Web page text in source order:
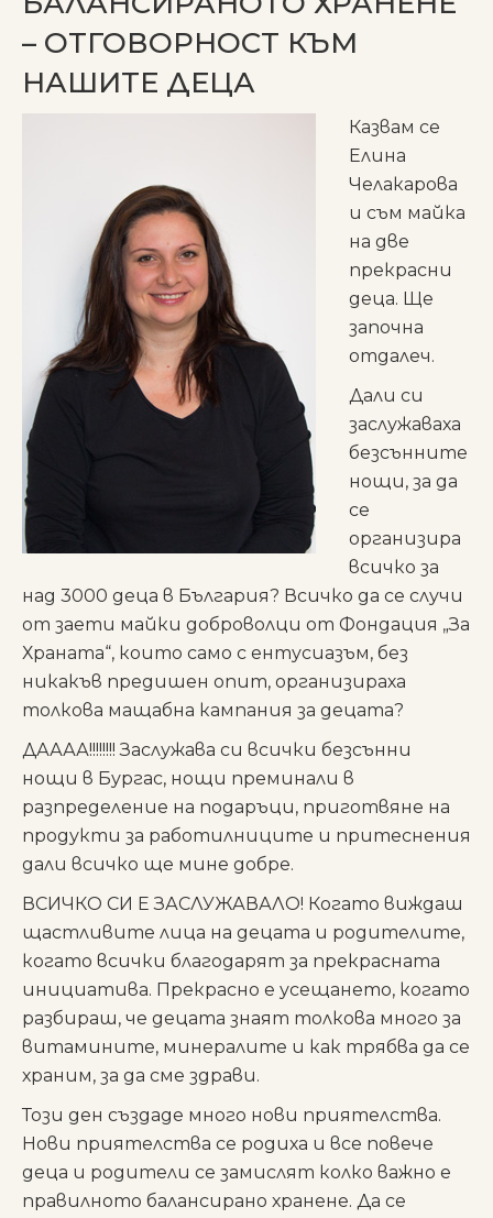
– ОТГОВОРНОСТ КЪМ
НАШИТЕ ДЕЦА
Казвам се
Елина
Челакарова
и съм майка
на две
прекрасни
деца. Ще
започна
отдалеч.
Дали си
заслужаваха
безсънните
нощи, за да
се
организира
всичко за
над 3000 деца в България? Всичко да се случи
от заети майки доброволци от Фондация „За
Храната“, които само с ентусиазъм, без
никакъв предишен опит, организираха
толкова мащабна кампания за децата?
ДАААА!!!!!!!! Заслужава си всички безсънни
нощи в Бургас, нощи преминали в
разпределение на подаръци, приготвяне на
продукти за работилниците и притеснения
дали всичко ще мине добре.
ВСИЧКО СИ Е ЗАСЛУЖАВАЛО! Когато виждаш
щастливите лица на децата и родителите,
когато всички благодарят за прекрасната
инициатива. Прекрасно е усещането, когато
разбираш, че децата знаят толкова много за
витамините, минералите и как трябва да се
храним, за да сме здрави.
Този ден създаде много нови приятелства.
Нови приятелства се родиха и все повече
деца и родители се замислят колко важно е
правилното балансирано хранене. Да се